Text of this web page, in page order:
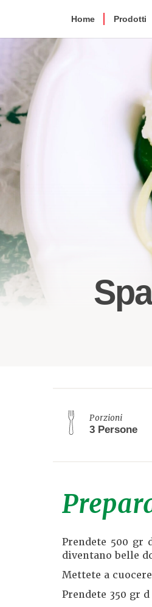
Home Prodotti
Porzioni
3 Persone
Prendete 500 gr
diventano belle
Mettete a
Prendete 350 gr